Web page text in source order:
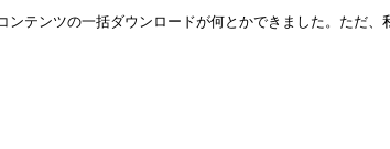
テンツの一括ダウンロードが何とかできました。ただ、